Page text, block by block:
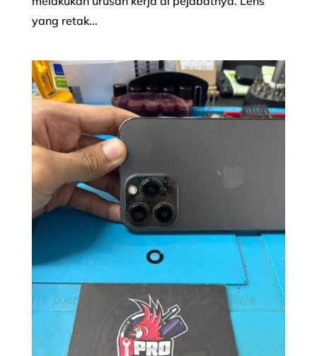
yang retak...